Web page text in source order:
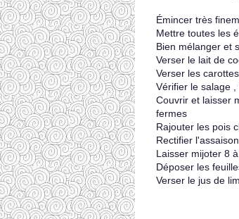
Émincer très
Mettre toutes les
Bien mélanger et
Verser le lait de
Verser les
Vérifier le salage ,
Couvrir et laisser
fermes
Rajouter les pois
Rectifier
Laisser mijoter 8
Déposer les
Verser le jus de